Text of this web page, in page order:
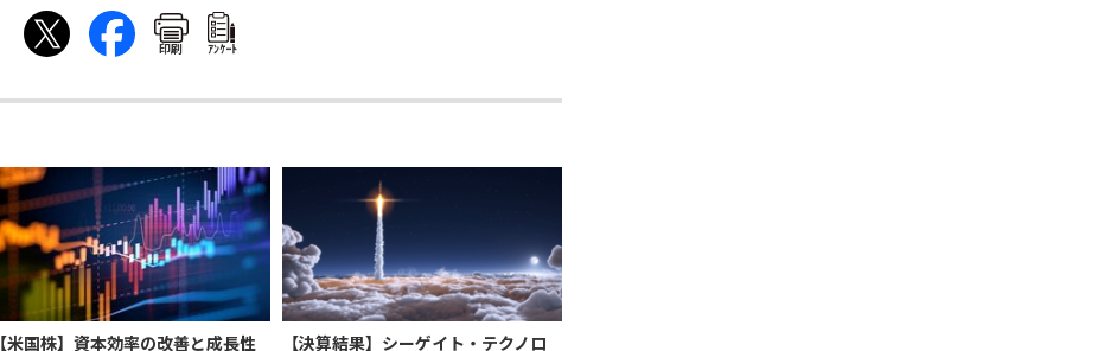
印刷 ｱﾝｹｰﾄ
【米国株】資本効率の改善と成長性 【決算結果】シーゲイト・テクノロ